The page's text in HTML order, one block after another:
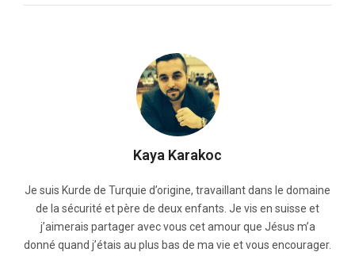
Kaya Karakoc
Je suis Kurde de Turquie d’origine, travaillant dans le domaine
de la sécurité et père de deux enfants. Je vis en suisse et
j’aimerais partager avec vous cet amour que Jésus m’a
donné quand j’étais au plus bas de ma vie et vous encourager.